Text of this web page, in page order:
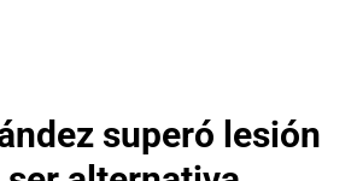
superó lesión